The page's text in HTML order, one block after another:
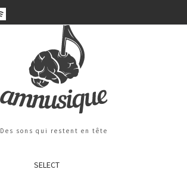
Des sons qui restent en tête
SELECT